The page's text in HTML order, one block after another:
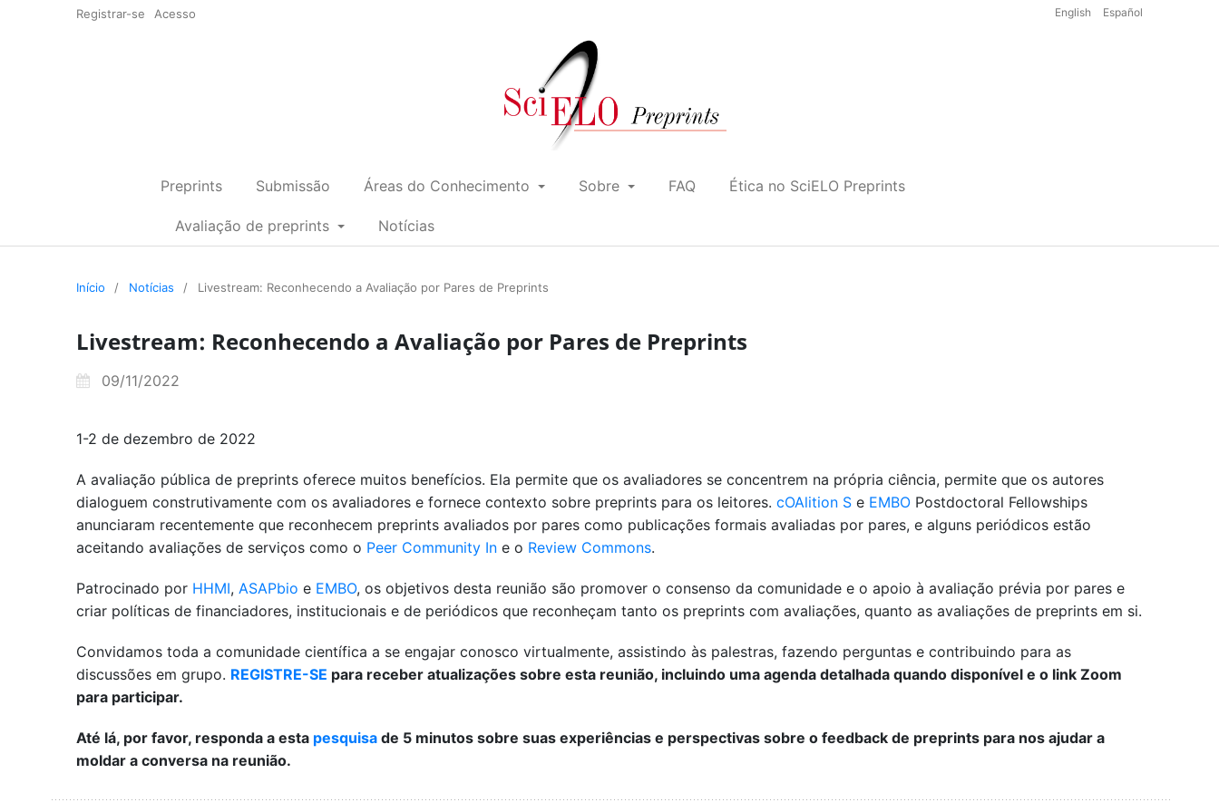
Registrar-se Acesso English Español
Preprints Submissão Áreas do Conhecimento Sobre FAQ Ética no SciELO Preprints
Avaliação de preprints Notícias
Início / Notícias / Livestream: Reconhecendo a Avaliação por Pares de Preprints
Livestream: Reconhecendo a Avaliação por Pares de Preprints
09/11/2022
1-2 de dezembro de 2022
A avaliação pública de preprints oferece muitos benefícios. Ela permite que os avaliadores se concentrem na própria ciência, permite que os autores
dialoguem construtivamente com os avaliadores e fornece contexto sobre preprints para os leitores. cOAlition Se EMBOPostdoctoral Fellowships
anunciaram recentemente que reconhecem preprints avaliados por pares como publicações formais avaliadas por pares, e alguns periódicos estão
aceitando avaliações de serviços como o Peer Community Ine o Review Commons.
Patrocinado por HHMI, ASAPbio e EMBO, os objetivos desta reunião são promover o consenso da comunidade e o apoio à avaliação prévia por pares e
criar políticas de financiadores, institucionais e de periódicos que reconheçam tanto os preprints com avaliações, quanto as avaliações de preprints em si.
Convidamos toda a comunidade científica a se engajar conosco virtualmente, assistindo às palestras, fazendo perguntas e contribuindo para as
discussões em grupo. REGISTRE-SE para receber atualizações sobre esta reunião, incluindo uma agenda detalhada quando disponível e o link Zoom
para participar.
Até lá, por favor, responda a esta pesquisade 5 minutos sobre suas experiências e perspectivas sobre o feedback de preprints para nos ajudar a
moldar a conversa na reunião.